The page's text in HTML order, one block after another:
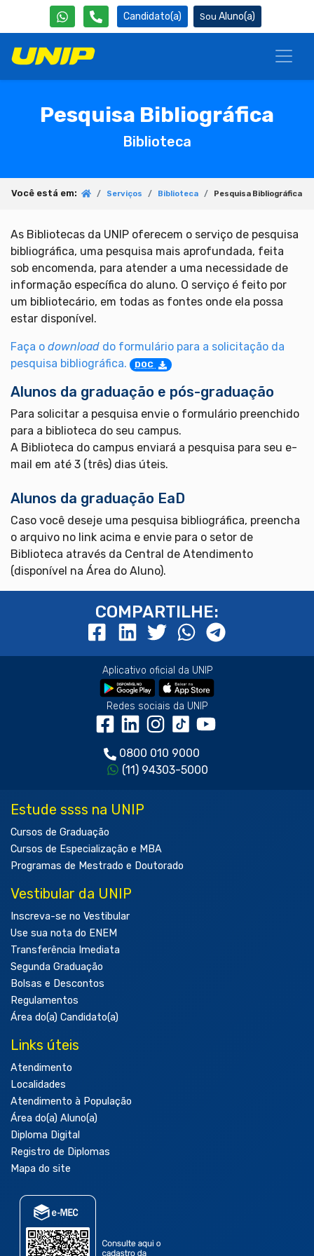
Candidato(a) Aluno(a)
Pesquisa Bibliográfica
Biblioteca
Você está em: Serviços Biblioteca Pesquisa Bibliográfica
As Bibliotecas da UNIP oferecem o serviço de pesquisa
bibliográfica, uma pesquisa mais aprofundada, feita
sob encomenda, para atender a uma necessidade de
informação específica do aluno. O serviço é feito por
um bibliotecário, em todas as fontes onde ela possa
estar disponível.
Faça o download do formulário para a solicitação da
pesquisa bibliográfica.
DOC
Alunos da graduação e pós-graduação
Para solicitar a pesquisa envie o formulário preenchido
para a biblioteca do seu campus.
A Biblioteca do campus enviará a pesquisa para seu e-
mail em até 3 (três) dias úteis.
Alunos da graduação EaD
Caso você deseje uma pesquisa bibliográfica, preencha
o arquivo no link acima e envie para o setor de
Biblioteca através da Central de Atendimento
(disponível na Área do Aluno).
COMPARTILHE:
Aplicativo oficial da UNIP
Redes sociais da UNIP
0800 010 9000
(11) 94303-5000
Estude ssss na UNIP
Cursos de Graduação
Cursos de Especialização e MBA
Programas de Mestrado e Doutorado
Vestibular da UNIP
Inscreva-se no Vestibular
Use sua nota do ENEM
Transferência Imediata
Segunda Graduação
Bolsas e Descontos
Regulamentos
Área do(a) Candidato(a)
Links úteis
Atendimento
Localidades
Atendimento à População
Área do(a) Aluno(a)
Diploma Digital
Registro de Diplomas
Mapa do site